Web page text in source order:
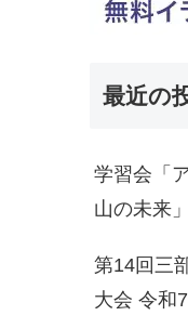
最近の
学習会「
山の未来」
第14回三
大会 令和